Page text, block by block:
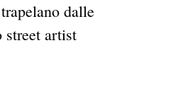
dalle
street artist